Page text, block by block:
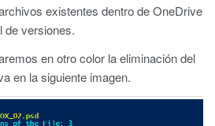
existentes dentro de OneDrive
de versiones.
en otro color la eliminación del
en la siguiente imagen.